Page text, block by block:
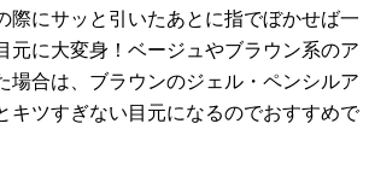
際にサッと引いたあとに指でぼかせば一
元に大変身！ベージュやブラウン系のア
場合は、ブラウンのジェル・ペンシルア
キツすぎない目元になるのでおすすめで